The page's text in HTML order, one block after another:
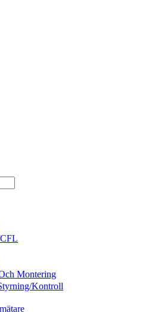
Montering
Kontroll